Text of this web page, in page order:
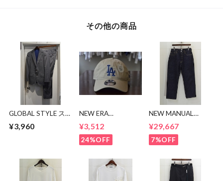
その他の商品
GLOBAL STYLE ス
¥3,960
NEW ERA
¥3,512
24%OFF
NEW MANUAL
JEANS
¥29,667
7%OFF